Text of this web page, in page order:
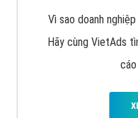
Cốc Cốc là trình
cùng VietAds tìm
của